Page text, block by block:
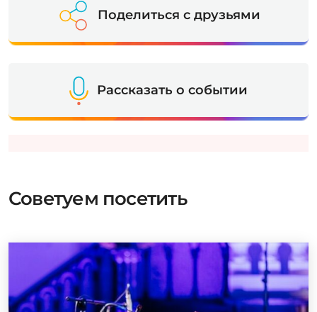
Поделиться с друзьями
Рассказать о событии
Советуем посетить